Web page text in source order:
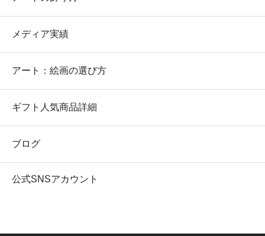
メディア実績
アート：絵画の選び方
ギフト人気商品詳細
ブログ
公式SNSアカウント